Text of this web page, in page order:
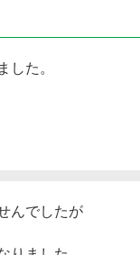
した。
んでしたが